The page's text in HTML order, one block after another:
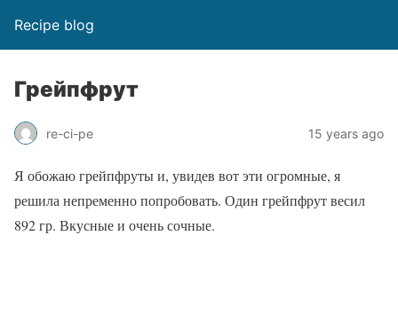
Recipe blog
Грейпфрут
re-ci-pe 15 years ago
Я обожаю грейпфруты и, увидев вот эти огромные, я
решила непременно попробовать. Один грейпфрут весил
892 гр. Вкусные и очень сочные.